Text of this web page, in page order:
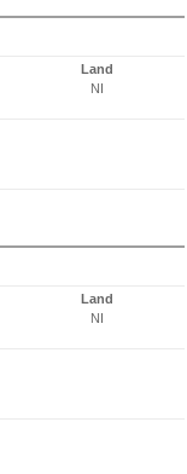
Land
NI
Land
NI